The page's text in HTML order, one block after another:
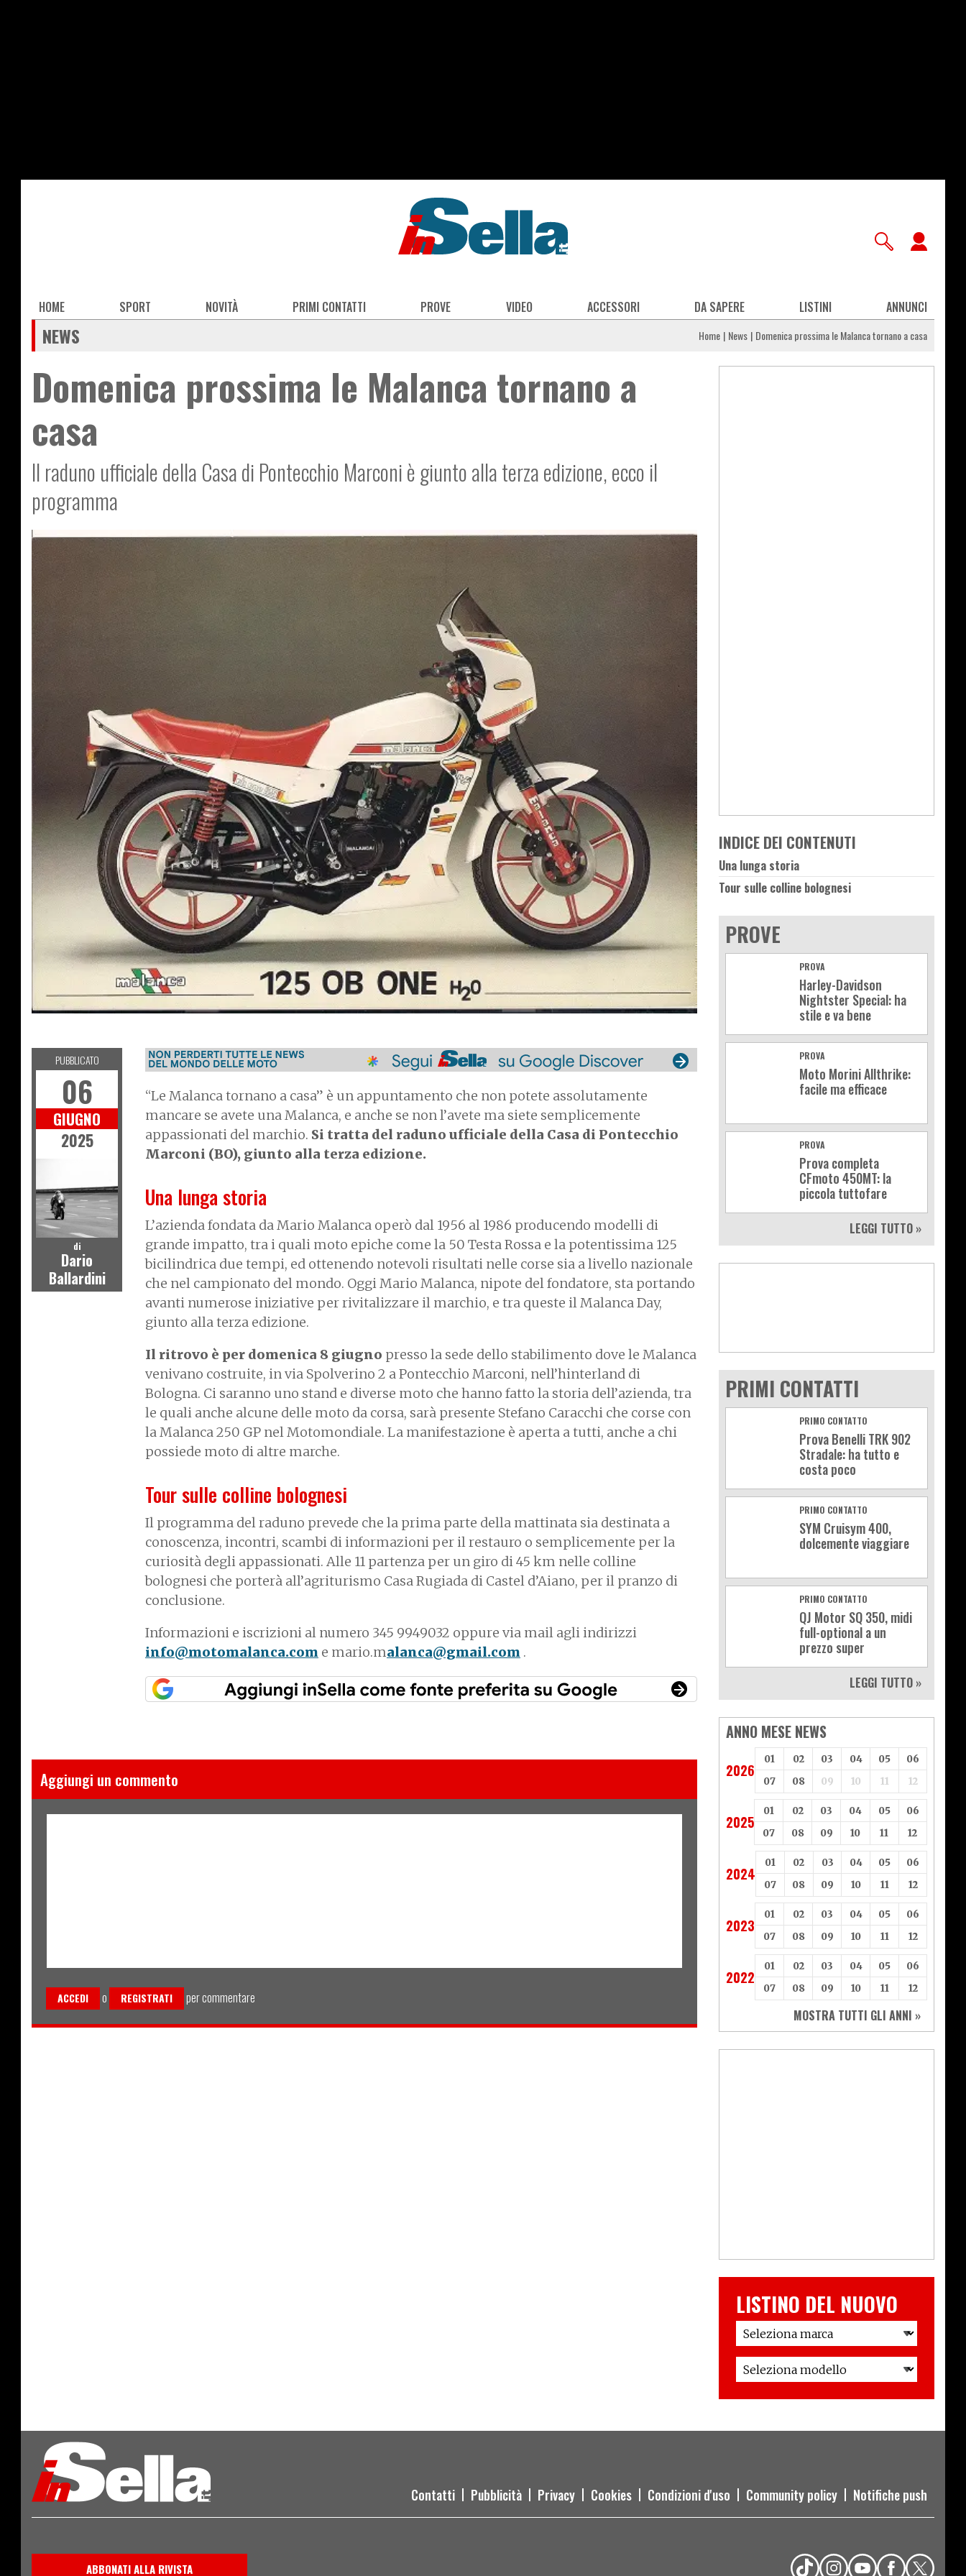
Main
navigation
HOME SPORT NOVITÀ PRIMI CONTATTI PROVE VIDEO ACCESSORI DA SAPERE LISTINI ANNUNCI
NEWS Home News Domenica prossima le Malanca tornano a casa
Domenica prossima le Malanca tornano a
casa
Il raduno ufficiale della Casa di Pontecchio Marconi è giunto alla terza edizione, ecco il
programma
“Le Malanca tornano a casa” è un appuntamento che non potete assolutamente
mancare se avete una Malanca, e anche se non l’avete ma siete semplicemente
appassionati del marchio. Si tratta del raduno ufficiale della Casa di Pontecchio
Marconi (BO), giunto alla terza edizione.
Una lunga storia
L’azienda fondata da Mario Malanca operò dal 1956 al 1986 producendo modelli di
grande impatto, tra i quali moto epiche come la 50 Testa Rossa e la potentissima 125
bicilindrica due tempi, ed ottenendo notevoli risultati nelle corse sia a livello nazionale
che nel campionato del mondo. Oggi Mario Malanca, nipote del fondatore, sta portando
avanti numerose iniziative per rivitalizzare il marchio, e tra queste il Malanca Day,
giunto alla terza edizione.
Il ritrovo è per domenica 8 giugno presso la sede dello stabilimento dove le Malanca
venivano costruite, in via Spolverino 2 a Pontecchio Marconi, nell’hinterland di
Bologna. Ci saranno uno stand e diverse moto che hanno fatto la storia dell’azienda, tra
le quali anche alcune delle moto da corsa, sarà presente Stefano Caracchi che corse con
la Malanca 250 GP nel Motomondiale. La manifestazione è aperta a tutti, anche a chi
possiede moto di altre marche.
Tour sulle colline bolognesi
Il programma del raduno prevede che la prima parte della mattinata sia destinata a
conoscenza, incontri, scambi di informazioni per il restauro o semplicemente per la
curiosità degli appassionati. Alle 11 partenza per un giro di 45 km nelle colline
bolognesi che porterà all’agriturismo Casa Rugiada di Castel d’Aiano, per il pranzo di
conclusione.
Informazioni e iscrizioni al numero 345 9949032 oppure via mail agli indirizzi
info@motomalanca.com e mario.malanca@gmail.com .
PUBBLICATO
06
GIUGNO
2025
di
Dario
Ballardini
Aggiungi un commento
ACCEDI o REGISTRATI per commentare
INDICE DEI CONTENUTI
Una lunga storia
Tour sulle colline bolognesi
PROVE
PROVA
Harley-Davidson
Nightster Special: ha
stile e va bene
PROVA
Moto Morini Allthrike:
facile ma efficace
PROVA
Prova completa
CFmoto 450MT: la
piccola tuttofare
LEGGI TUTTO »
PRIMI CONTATTI
PRIMO CONTATTO
Prova Benelli TRK 902
Stradale: ha tutto e
costa poco
PRIMO CONTATTO
SYM Cruisym 400,
dolcemente viaggiare
PRIMO CONTATTO
QJ Motor SQ 350, midi
full-optional a un
prezzo super
LEGGI TUTTO »
ANNO MESE NEWS
2026
01 02 03 04 05
06
07
08 09 10 11 12
2025
01 02 03 04 05
06
07
08 09 10 11 12
2024
01 02 03 04 05
06
07
08 09 10 11 12
2023
01 02 03 04 05
06
07
08 09 10 11 12
2022
01 02 03 04 05
06
07
08 09 10 11 12
MOSTRA TUTTI GLI ANNI »
LISTINO DEL NUOVO
Contatti Pubblicità Privacy Cookies Condizioni d'uso Community policy Notifiche push
ABBONATI ALLA RIVISTA